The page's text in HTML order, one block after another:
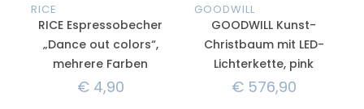
RICE
RICE Espressobecher
„Dance out colors“,
mehrere Farben
€4,90
GOODWILL
GOODWILL Kunst-
Christbaum mit LED-
Lichterkette, pink
€576,90